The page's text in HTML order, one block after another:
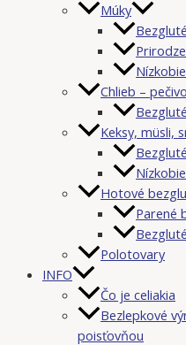
Múky
Chlieb – pečivo
Keksy, müsli,
Hotové
Parené
Polotovary
INFO
Čo je celiakia
Bezlepkové
poisťovňou